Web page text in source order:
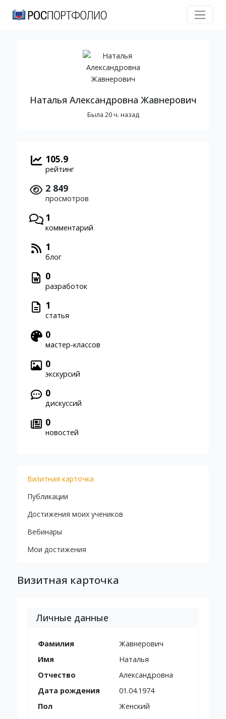
Наталья Александровна Жавнерович
Была 20 ч. назад
105.9
рейтинг
2 849
просмотров
1
комментарий
1
блог
0
разработок
1
статья
0
мастер-классов
0
экскурсий
0
дискуссий
0
новостей
Визитная карточка
Личные данные
Фамилия
Жавнерович
Имя
Наталья
Отчество
Александровна
Дата рождения
01.04.1974
Пол
Женский
Визитная карточка
Публикации
Достижения моих учеников
Вебинары
Мои достижения